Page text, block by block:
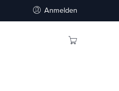
Anmelden